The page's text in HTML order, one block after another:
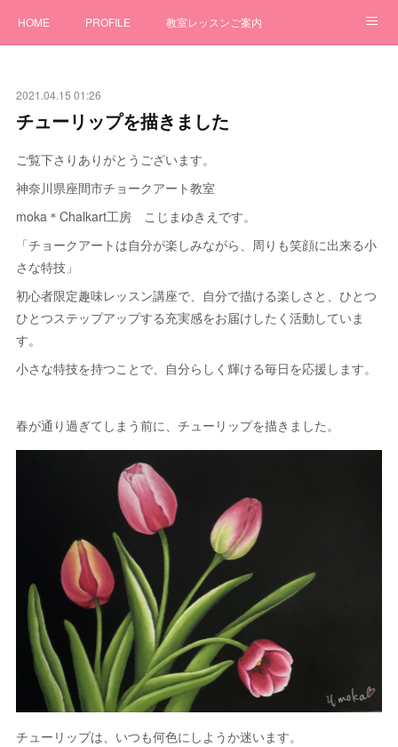
HOME PROFILE 教室レッスンご案内
チョークアートBLOG
2021.04.15 01:26
チューリップを描きました
ご覧下さりありがとうございます。
神奈川県座間市チョークアート教室
moka＊Chalkart工房 こじまゆきえです。
「チョークアートは自分が楽しみながら、周りも笑顔に出来る小
さな特技」
初心者限定趣味レッスン講座で、自分で描ける楽しさと、ひとつ
ひとつステップアップする充実感をお届けしたく活動していま
す。
小さな特技を持つことで、自分らしく輝ける毎日を応援します。
春が通り過ぎてしまう前に、チューリップを描きました。
チューリップは、いつも何色にしようか迷います。